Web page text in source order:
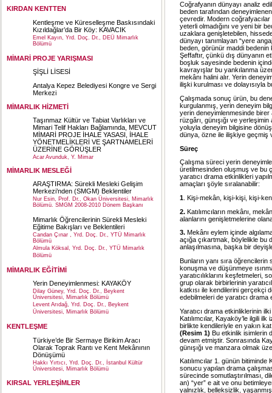
KIRDAN KENTTEN
Kentleşme ve Küreselleşme Baskısındaki
Kızıldağlar’da Bir Köy: KAVACIK
Emel Kayın, Yrd. Doç. Dr., DEÜ Mimarlık
Bölümü
MİMARİ PROJE YARIŞMASI
ŞİŞLİ LİSESİ
Antalya Kepez Belediyesi Kongre ve Sergi
Merkezi
MİMARLIK HİZMETİ
Taşınmaz Kültür ve Tabiat Varlıkları ve
Mimari Telif Hakları Bağlamında, MEVCUT
MİMARİ PROJE İHALE YASASI, İHALE
YÖNETMELİKLERİ VE ŞARTNAMELERİ
ÜZERİNE GÖRÜŞLER
Acar Avunduk, Y. Mimar
MİMARLIK MESLEĞİ
ARAŞTIRMA: Sürekli Mesleki Gelişim
Merkezi’nden (SMGM) Beklentiler
Nur Esin, Prof. Dr., Okan Üniversitesi, Mimarlık
Bölümü. SMGM 2008-2010 Dönem Başkanı
Mimarlık Öğrencilerinin Sürekli Mesleki
Eğitime Bakışları ve Beklentileri
Candan Çınar , Yrd. Doç. Dr., YTÜ Mimarlık
Bölümü
Almula Köksal, Yrd. Doç. Dr., YTÜ Mimarlık
Bölümü
MİMARLIK EĞİTİMİ
Yerin Deneyimlenmesi: KAYAKÖY
Dilay Güney, Yrd. Doç. Dr., Beykent
Üniversitesi, Mimarlık Bölümü
Levent Arıdağ, Yrd. Doç. Dr., Beykent
Üniversitesi, Mimarlık Bölümü
KENTLEŞME
Türkiye’de Bir Sermaye Birikim Aracı
Olarak Toprak Rantı ve Kent Mekânının
Dönüşümü
Hakkı Yırtıcı, Yrd. Doç. Dr., İstanbul Kültür
Üniversitesi, Mimarlık Bölümü
KIRSAL YERLEŞİMLER
Coğrafyanın dünyayı analiz
beden tarafından
çevredir. Modern
yeterli olmadığını ve yeni bir
uzaklara genişletebilen,
dünyayı tanımlayan “yere
beden, görünür maddi bedenin
Şeffaftır, çünkü dış dünyanın
boşluk sayesinde bedenin
kavrayışlar bu yankılanma
mekânı halini alır. Yerin
ilişki kurulması ve dolayısıyla
Çalışmada sonuç ürün, bu
kurgulanmış, yerin deneyim
yerin deneyimlenmesinde birer
rüzgârı, günışığı ve
yoluyla deneyim bilgisine
dünya, özne ile ilişkiye geçmiş
Süreç
Çalışma süreci yerin
üretilmesinden oluşmuş ve bu
yaratıcı drama etkinlikleri
amaçları şöyle sıralanabilir:
1 . Kişi-mekân, kişi-kişi, kişi-
2. Katılımcıların mekânı,
alanlarını genişletmelerine
3. Mekânı eylem içinde
açığa çıkartmak, böylelikle bu
anlaşılmasına, başka bir
Bunların yanı sıra
konuşma ve düşünmeye
yaratıcılıklarını keşfetmeleri,
grup olarak birbirlerinin
katkısı ile kendilerini gerçekçi
edebilmeleri de yaratıcı drama
Yaratıcı drama etkinliklerinin
Katılımcılar, Kayaköy’le ilgili
birlikte kendileriyle en yakın
(Resim 1) Bu etkinlik isimlerin
devam etmiştir. Sonrasında
günışığı ve manzara olmak
Katılımcılar 1. günün
sonucu yapılan drama
sürecinde somutlaştırılması,
an) “yer” e ait ve onu
yalnızlık, belleksizlik,